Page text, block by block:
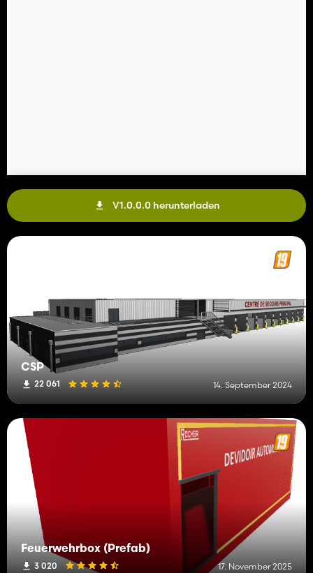
V1.0.0.0 herunterladen
CSP
22 061 14. September 2024
Feuerwehrbox (Prefab)
3 020 17. November 2025